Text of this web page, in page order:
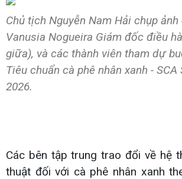
Chủ tịch Nguyễn Nam Hải chụp ảnh
Vanusia Nogueira Giám đốc điều
giữa), và các thành viên tham dự
Tiêu chuẩn cà phê nhân xanh - SCA
2026.
Các bên tập trung trao đổi về hệ
thuật đối với cà phê nhân xanh